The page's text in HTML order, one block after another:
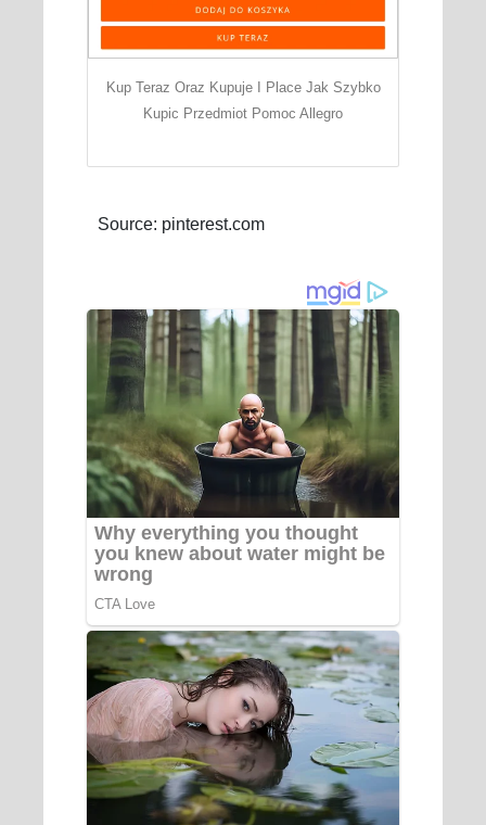
Kup Teraz Oraz Kupuje I Place Jak Szybko
Kupic Przedmiot Pomoc Allegro
Source: pinterest.com